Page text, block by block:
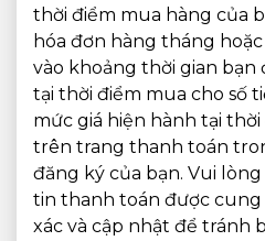
thời điểm mua hàng của
hóa đơn hàng tháng
vào khoảng thời gian bạn
tại thời điểm mua cho số
mức giá hiện hành tại
trên trang thanh toán
đăng ký của bạn. Vui
tin thanh toán được cung
xác và cập nhật để tránh